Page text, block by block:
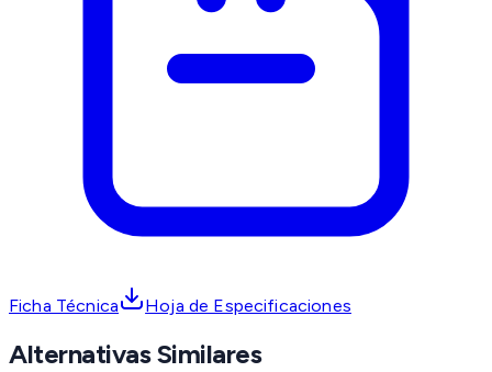
Ficha Técnica Hoja de Especificaciones
Alternativas Similares